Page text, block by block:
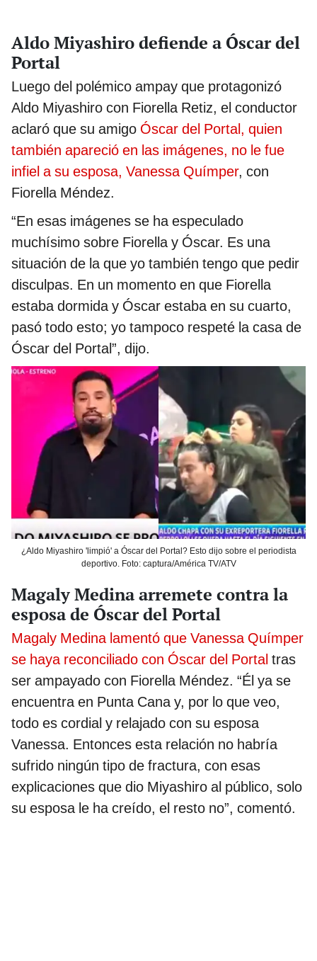
Aldo Miyashiro defiende a Óscar del
Portal
Luego del polémico ampay que protagonizó
Aldo Miyashiro con Fiorella Retiz, el conductor
aclaró que su amigo Óscar del Portal, quien
también apareció en las imágenes, no le fue
infiel a su esposa, Vanessa Químper, con
Fiorella Méndez.
“En esas imágenes se ha especulado
muchísimo sobre Fiorella y Óscar. Es una
situación de la que yo también tengo que pedir
disculpas. En un momento en que Fiorella
estaba dormida y Óscar estaba en su cuarto,
pasó todo esto; yo tampoco respeté la casa de
Óscar del Portal”, dijo.
¿Aldo Miyashiro 'limpió' a Óscar del Portal? Esto dijo sobre el periodista
deportivo. Foto: captura/América TV/ATV
Magaly Medina arremete contra la
esposa de Óscar del Portal
Magaly Medina lamentó que Vanessa Químper
se haya reconciliado con Óscar del Portal tras
ser ampayado con Fiorella Méndez. “Él ya se
encuentra en Punta Cana y, por lo que veo,
todo es cordial y relajado con su esposa
Vanessa. Entonces esta relación no habría
sufrido ningún tipo de fractura, con esas
explicaciones que dio Miyashiro al público, solo
su esposa le ha creído, el resto no”, comentó.